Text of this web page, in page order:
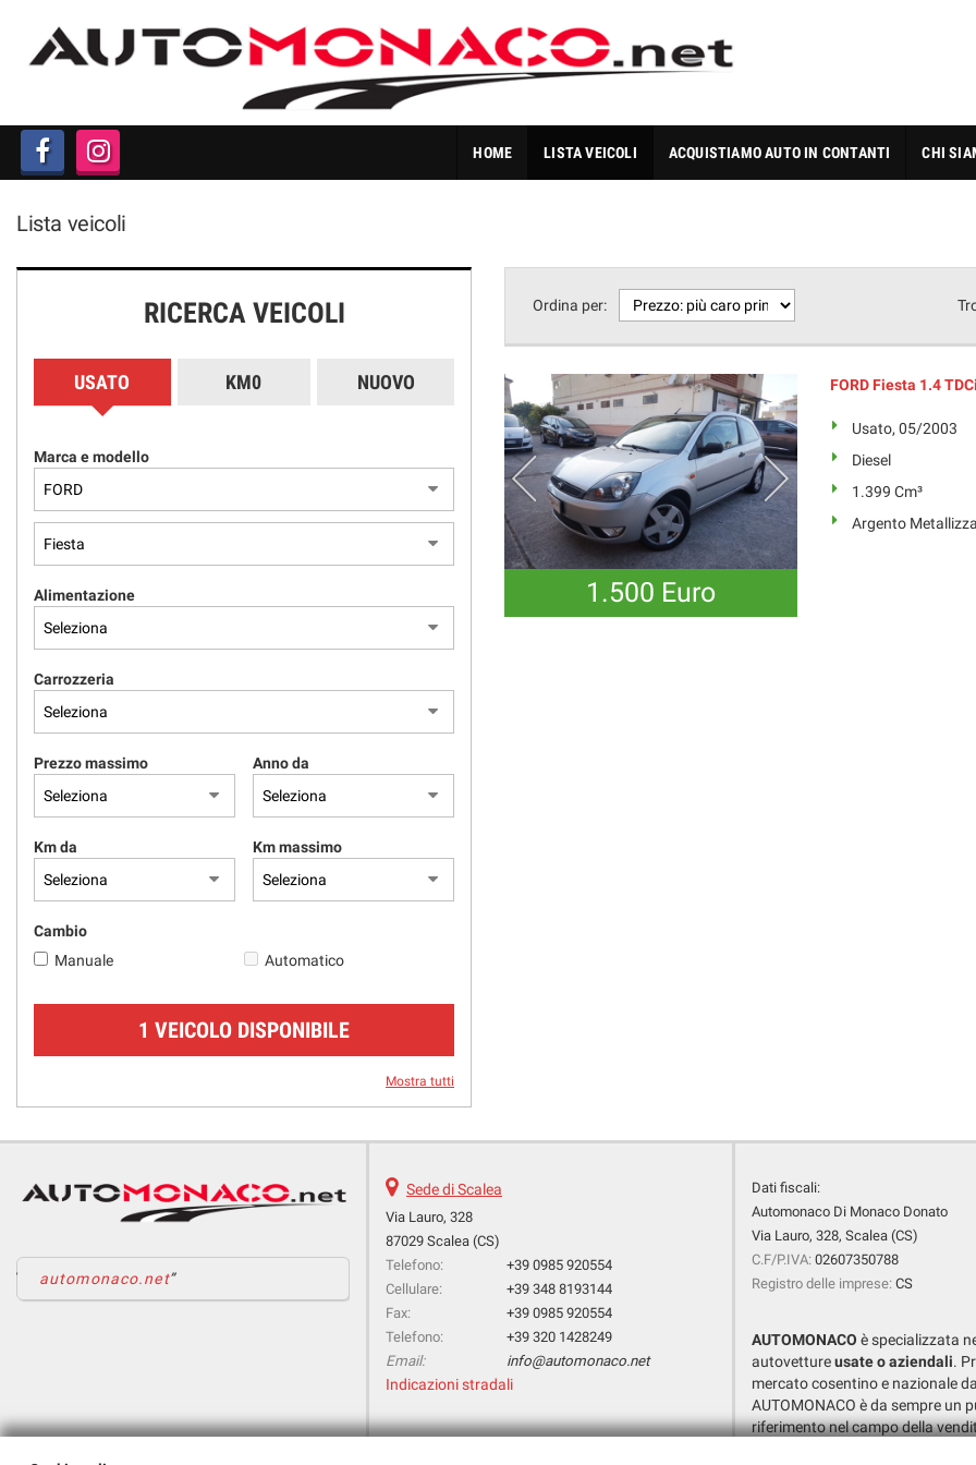
HOME
ACQUISTIAMO AUTO IN
CONTANTI
GARANZIA 12 MESI
HOME LISTA VEICOLI ACQUISTIAMO AUTO IN CONTANTI CHI
Lista veicoli
RICERCA VEICOLI
USATO KM0 NUOVO
Marca e modello
Alimentazione
Carrozzeria
Prezzo massimo Anno da
Km da Km massimo
Cambio
Manuale
Automatico
1 VEICOLO DISPONIBILE
Mostra tutti
Ordina per:
1.500 Euro
FORD Fiesta 1.4
Usato, 05/2003
Diesel
1.399 Cm³
Argento
automonaco.net
Sede di Scalea
Via Lauro, 328
87029 Scalea (CS)
Telefono:
+39 0985 920554
Cellulare:
+39 348 8193144
Fax:
+39 0985 920554
Telefono:
+39 320 1428249
Email:
info@automonaco.net
Indicazioni stradali
Dati fiscali:
Automonaco Di Monaco Donato
Via Lauro, 328, Scalea (CS)
C.F/P.IVA: 02607350788
Registro delle imprese: CS
AUTOMONACO è specializzata
autovettureusate o aziendali.
mercato cosentino e nazionale
AUTOMONACO è da sempre un
riferimento nel campo della